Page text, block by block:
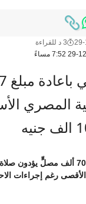
3 د للقراءة
70 ألف مصلٍّ يؤدون
الأقصى رغم إجراءات